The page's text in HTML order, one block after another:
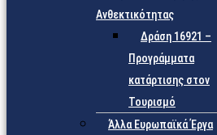
Ανθεκτικότητας
Δράση 16921 –
Προγράμματα
κατάρτισης στον
Τουρισμό
Άλλα Ευρωπαϊκά Έργα